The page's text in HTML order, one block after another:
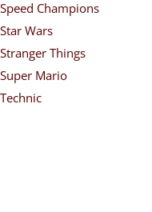
Speed Champions
Star Wars
Stranger Things
Super Mario
Technic